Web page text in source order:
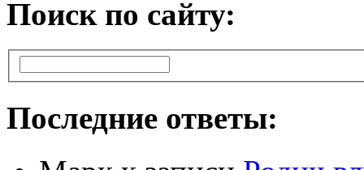
Поиск по сайту:
Последние ответы: